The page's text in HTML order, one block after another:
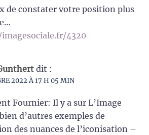
de constater votre position plus
4320
dit :
2022 À 17 H 05 MIN
Fournier: Il y a sur L’Image
d’autres exemples de
des nuances de l’iconisation –